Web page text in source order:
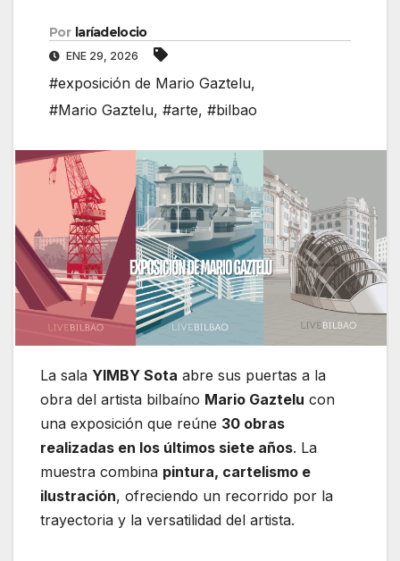
Por laríadelocio
ENE 29, 2026
#exposición de Mario Gaztelu,
#Mario Gaztelu, #arte, #bilbao
La sala YIMBY Sota abre sus puertas a la
obra del artista bilbaíno Mario Gaztelu con
una exposición que reúne 30 obras
realizadas en los últimos siete años. La
muestra combina pintura, cartelismo e
ilustración, ofreciendo un recorrido por la
trayectoria y la versatilidad del artista.